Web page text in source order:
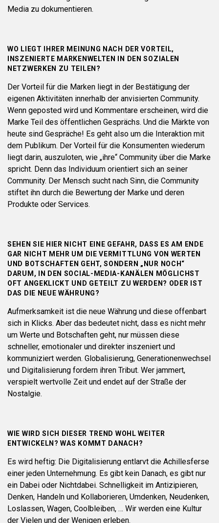
Media zu dokumentieren.
WO LIEGT IHRER MEINUNG NACH DER VORTEIL,
INSZENIERTE MARKENWELTEN IN DEN SOZIALEN
NETZWERKEN ZU TEILEN?
Der Vorteil für die Marken liegt in der Bestätigung der
eigenen Aktivitäten innerhalb der anvisierten Community.
Wenn geposted wird und Kommentare erscheinen, wird die
Marke Teil des öffentlichen Gesprächs. Und die Märkte von
heute sind Gespräche! Es geht also um die Interaktion mit
dem Publikum. Der Vorteil für die Konsumenten wiederum
liegt darin, auszuloten, wie „ihre“ Community über die Marke
spricht. Denn das Individuum orientiert sich an seiner
Community. Der Mensch sucht nach Sinn, die Community
stiftet ihn durch die Bewertung der Marke und deren
Produkte oder Services.
SEHEN SIE HIER NICHT EINE GEFAHR, DASS ES AM ENDE
GAR NICHT MEHR UM DIE VERMITTLUNG VON WERTEN
UND BOTSCHAFTEN GEHT, SONDERN „NUR NOCH“
DARUM, IN DEN SOCIAL-MEDIA-KANÄLEN MÖGLICHST
OFT ANGEKLICKT UND GETEILT ZU WERDEN? ODER IST
DAS DIE NEUE WÄHRUNG?
Aufmerksamkeit ist die neue Währung und diese offenbart
sich in Klicks. Aber das bedeutet nicht, dass es nicht mehr
um Werte und Botschaften geht, nur müssen diese
schneller, emotionaler und direkter inszeniert und
kommuniziert werden. Globalisierung, Generationenwechsel
und Digitalisierung fordern ihren Tribut. Wer jammert,
verspielt wertvolle Zeit und endet auf der Straße der
Nostalgie.
WIE WIRD SICH DIESER TREND WOHL WEITER
ENTWICKELN? WAS KOMMT DANACH?
Es wird heftig: Die Digitalisierung entlarvt die Achillesferse
einer jeden Unternehmung. Es gibt kein Danach, es gibt nur
ein Dabei oder Nichtdabei. Schnelligkeit im Antizipieren,
Denken, Handeln und Kollaborieren, Umdenken, Neudenken,
Loslassen, Wagen, Coolbleiben, … Wir werden eine Kultur
der Vielen und der Wenigen erleben.